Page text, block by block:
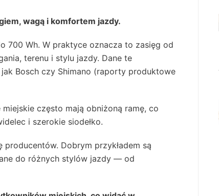
wagą i komfortem jazdy.
700 Wh. W praktyce oznacza to zasięg od
terenu i stylu jazdy. Dane te
Bosch czy Shimano (raporty produktowe
często mają obniżoną ramę, co
i szerokie siodełko.
Dobrym przykładem są
do różnych stylów jazdy — od